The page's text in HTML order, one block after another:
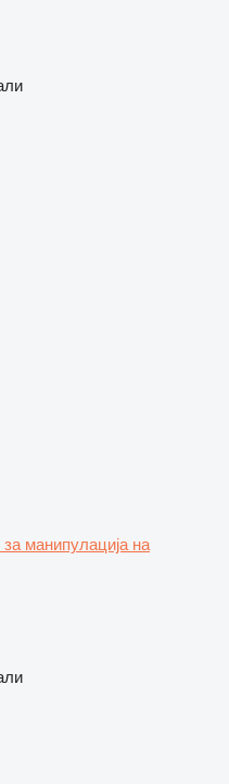
за манипулација на